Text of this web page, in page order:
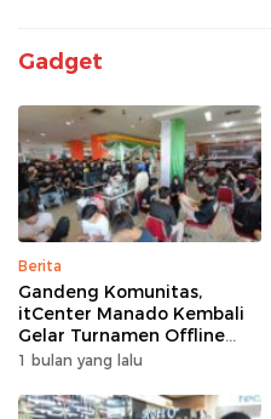
Gadget
Berita
Gandeng Komunitas,
itCenter Manado Kembali
Gelar Turnamen Offline
Free Fire, 60 Tim Siap
1 bulan yang lalu